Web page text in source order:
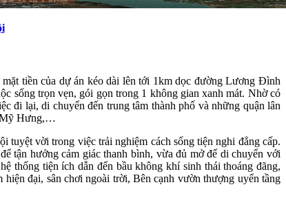
tiền của dự án kéo dài lên tới 1km dọc đường Lương Đình
sống trọn vẹn, gói gọn trong 1 không gian xanh mát. Nhờ có
đi lại, di chuyển đến trung tâm thành phố và những quận lân
Mỹ Hưng,…
tuyệt vời trong việc trải nghiệm cách sống tiện nghi đẳng cấp.
tận hưởng cảm giác thanh bình, vừa đủ mở để di chuyển với
thống tiện ích dẫn đến bầu không khí sinh thái thoáng đãng,
đại, sân chơi ngoài trời, Bên cạnh vườn thượng uyển tầng